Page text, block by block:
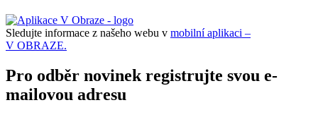
Sledujte informace z našeho webu v mobilní aplikaci –
V OBRAZE.
Pro odběr novinek registrujte svou e-
mailovou adresu